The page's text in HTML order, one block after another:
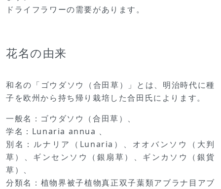
ドライフラワーの需要があります。
花名の由来
和名の「ゴウダソウ（合田草）」とは、明治時代に種
子を欧州から持ち帰り栽培した合田氏によります。
一般名：ゴウダソウ（合田草）、
学名：Lunaria annua 、
別名：ルナリア（Lunaria）、オオバンソウ（大判
草）、ギンセンソウ（銀扇草）、ギンカソウ（銀貨
草）、
分類名：植物界被子植物真正双子葉類アブラナ目アブ